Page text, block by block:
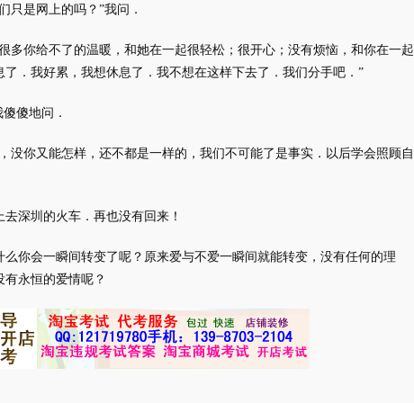
是网上的吗？”我问．
你给不了的温暖，和她在一起很轻松；很开心；没有烦恼，和你在一起
．我好累，我想休息了．我不想在这样下去了．我们分手吧．”
傻地问．
你又能怎样，还不都是一样的，我们不可能了是事实．以后学会照顾自
圳的火车．再也没有回来！
会一瞬间转变了呢？原来爱与不爱一瞬间就能转变，没有任何的理
永恒的爱情呢？